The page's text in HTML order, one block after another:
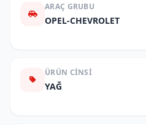
ARAÇ GRUBU
OPEL-CHEVROLET
ÜRÜN CINSI
YAĞ